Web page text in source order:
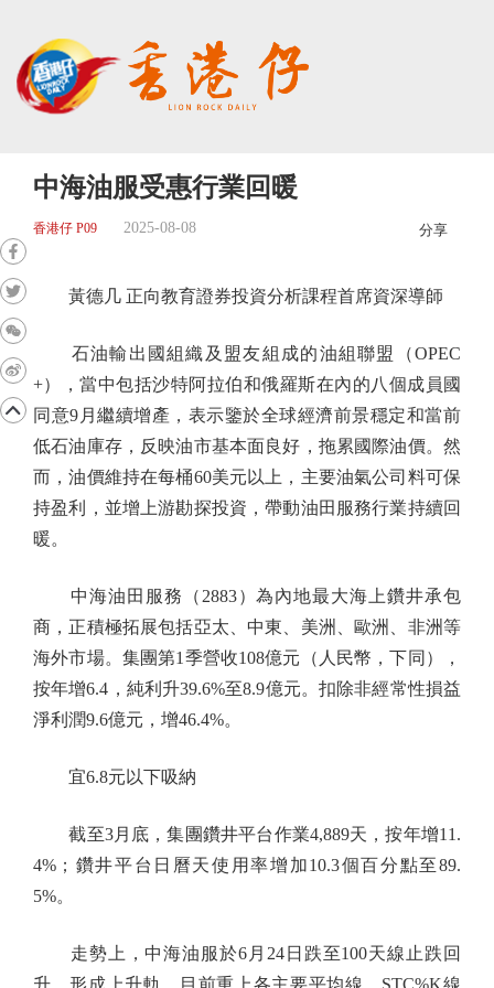
中海油服受惠行業回暖
香港仔 P09 2025-08-08 分享
黃德几 正向教育證券投資分析課程首席資深導師
石油輸出國組織及盟友組成的油組聯盟（OPEC
+），當中包括沙特阿拉伯和俄羅斯在內的八個成員國
同意9月繼續增產，表示鑒於全球經濟前景穩定和當前
低石油庫存，反映油市基本面良好，拖累國際油價。然
而，油價維持在每桶60美元以上，主要油氣公司料可保
持盈利，並增上游勘探投資，帶動油田服務行業持續回
暖。
中海油田服務（2883）為內地最大海上鑽井承包
商，正積極拓展包括亞太、中東、美洲、歐洲、非洲等
海外市場。集團第1季營收108億元（人民幣，下同），
按年增6.4，純利升39.6%至8.9億元。扣除非經常性損益
淨利潤9.6億元，增46.4%。
宜6.8元以下吸納
截至3月底，集團鑽井平台作業4,889天，按年增11.
4%；鑽井平台日曆天使用率增加10.3個百分點至89.
5%。
走勢上，中海油服於6月24日跌至100天線止跌回
升，形成上升軌，目前重上各主要平均線，STC%K線